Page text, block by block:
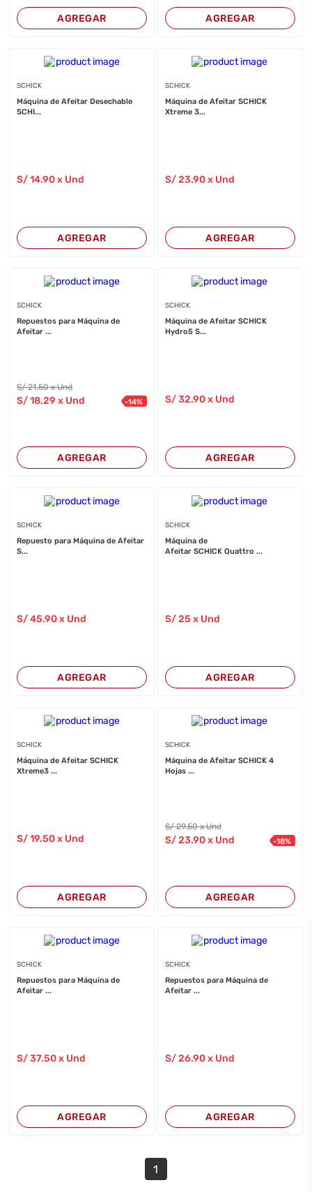
AGREGAR AGREGAR
SCHICK
Máquina de Afeitar Desechable
SCHI...
S/14.90 x Und
AGREGAR
SCHICK
Máquina de Afeitar SCHICK
Xtreme 3...
S/23.90x Und
AGREGAR
SCHICK
Repuestos para Máquina de
Afeitar ...
S/21.50 x Und
S/18.29 x Und -14%
AGREGAR
SCHICK
Máquina de Afeitar SCHICK
Hydro5 S...
S/32.90x Und
AGREGAR
SCHICK
Repuesto para Máquina de Afeitar
S...
S/45.90 x Und
AGREGAR
SCHICK
Máquina de
Afeitar SCHICK Quattro ...
S/25 x Und
AGREGAR
SCHICK
Máquina de Afeitar SCHICK
Xtreme3 ...
S/19.50 x Und
AGREGAR
SCHICK
Máquina de Afeitar SCHICK 4
Hojas ...
S/29.50 x Und
S/23.90x Und -18%
AGREGAR
SCHICK
Repuestos para Máquina de
Afeitar ...
S/37.50 x Und
AGREGAR
SCHICK
Repuestos para Máquina de
Afeitar ...
S/26.90x Und
AGREGAR
1